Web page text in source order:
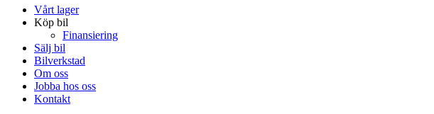
Vårt lager
Köp bil
Finansiering
Sälj bil
Bilverkstad
Om oss
Jobba hos oss
Kontakt